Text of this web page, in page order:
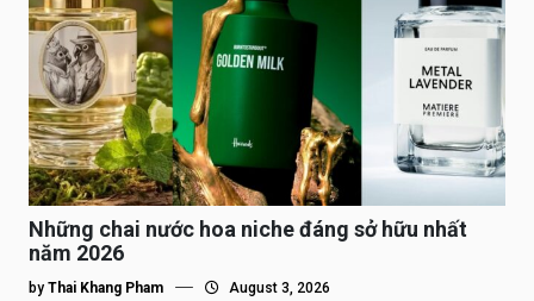
Những chai nước hoa niche đáng sở hữu nhất
năm 2026
by Thai Khang Pham August 3, 2026